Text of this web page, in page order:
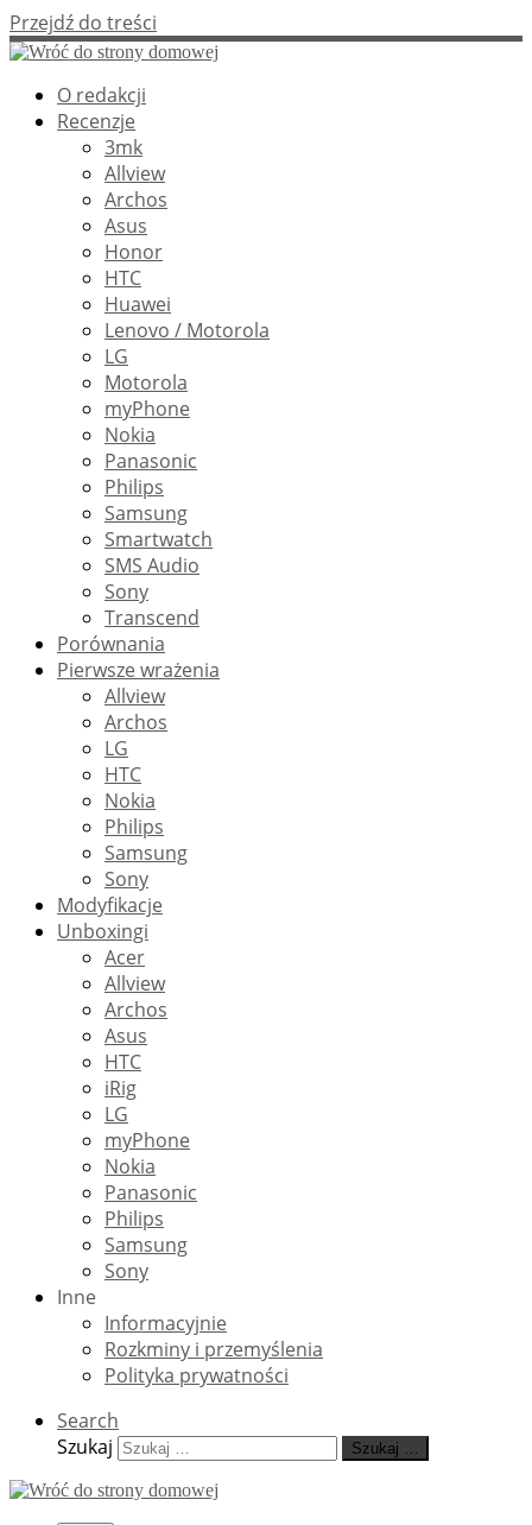
Przejdź do treści
O redakcji
Recenzje
3mk
Allview
Archos
Asus
Honor
HTC
Huawei
Lenovo / Motorola
LG
Motorola
myPhone
Nokia
Panasonic
Philips
Samsung
Smartwatch
SMS Audio
Sony
Transcend
Porównania
Pierwsze wrażenia
Allview
Archos
LG
HTC
Nokia
Philips
Samsung
Sony
Modyfikacje
Unboxingi
Acer
Allview
Archos
Asus
HTC
iRig
LG
myPhone
Nokia
Panasonic
Philips
Samsung
Sony
Inne
Informacyjnie
Rozkminy i przemyślenia
Polityka prywatności
Search
Szukaj
Szukaj …